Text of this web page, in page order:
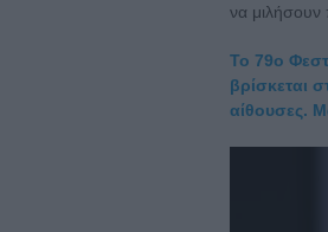
να μιλήσουν
Το 79ο
βρίσκεται
αίθουσες.